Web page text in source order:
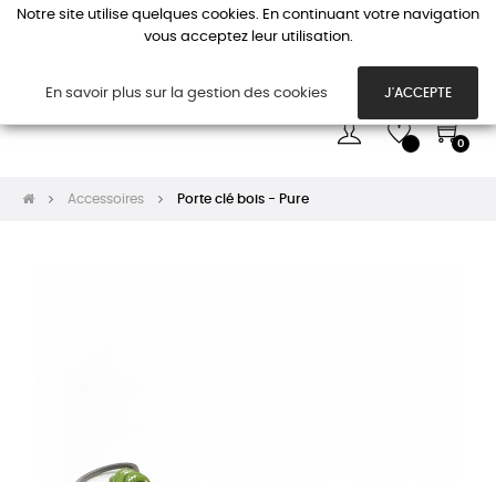
la
0
Accessoires Porte clé bois - Pure
Notre site utilise quelques cookies. En continuant votre navigation
vous acceptez leur utilisation.
En savoir plus sur la gestion des cookies J'ACCEPTE